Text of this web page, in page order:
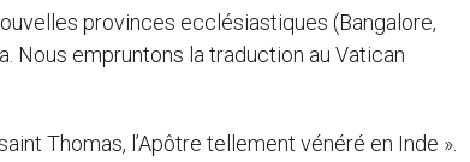
provinces ecclésiastiques (Bangalore,
Nous empruntons la traduction au Vatican
Thomas, l’Apôtre tellement vénéré en Inde ».